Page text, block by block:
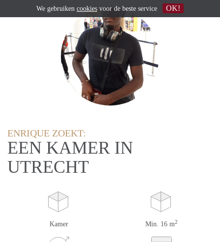
ENRIQUE ZOEKT:
EEN KAMER IN
UTRECHT
Kamer Min. 16 m2
We gebruiken cookies voor de beste service OK!